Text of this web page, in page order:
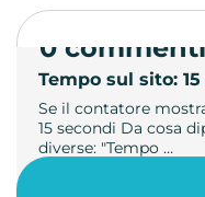
Tempo sul sito:
Se il contatore
15 secondi Da cosa
diverse: "Tempo …
0 commenti